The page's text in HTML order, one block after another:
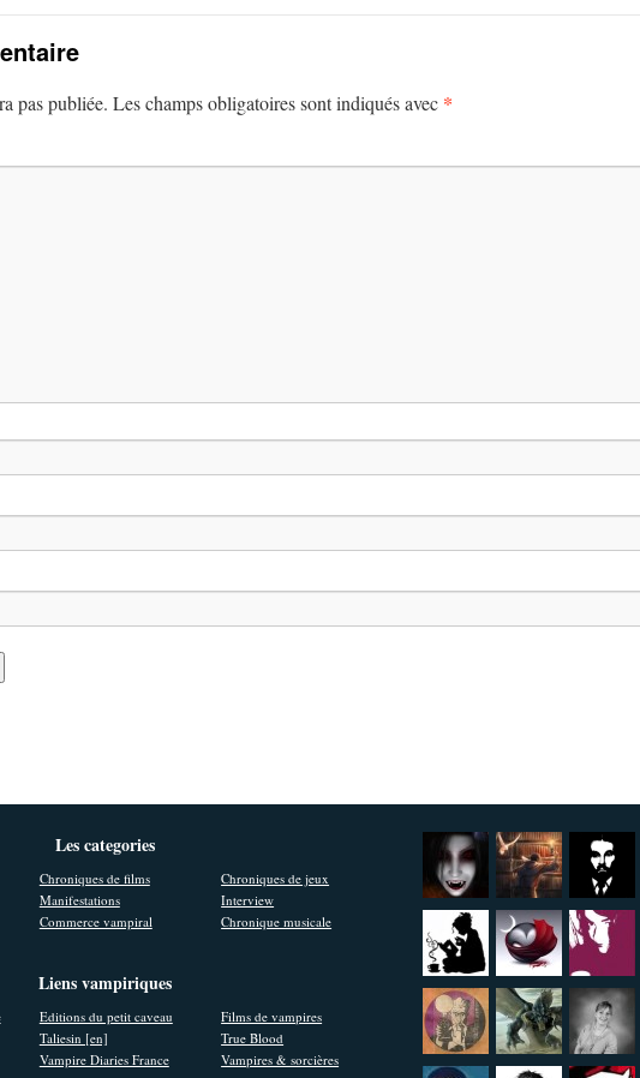
pas publiée. Les champs obligatoires sont indiqués avec *
Les categories
Chroniques de films
Chroniques de jeux
Manifestations
Interview
Commerce vampiral
Chronique musicale
Liens vampiriques
Editions du petit caveau
Films de vampires
Taliesin [en]
True Blood
Vampire Diaries France Vampires & sorcières